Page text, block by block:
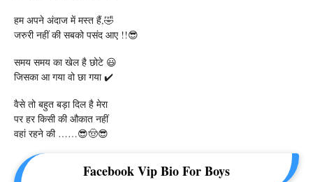
हम अपने अंदाज में मस्त हैं,🤣
जरुरी नहीं की सबको पसंद आए !!😎
समय समय का खेल है छोटे 😃
जिसका आ गया वो छा गया ✔️
वैसे तो बहुत बड़ा दिल है मेरा
पर हर किसी की औकात नहीं
वहां रहने की ……😎🤠😎
Facebook Vip Bio For Boys